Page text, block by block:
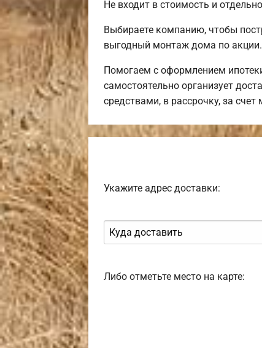
Не входит в стоимость и
Выбираете компанию, чтобы
выгодный монтаж дома по акции.
Помогаем с оформлением
самостоятельно организует
средствами, в рассрочку, за
Укажите адрес доставки:
Либо отметьте место на карте: